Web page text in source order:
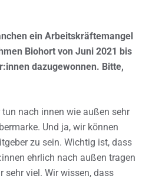
ein Arbeitskräftemangel
Biohort von Juni 2021 bis
dazugewonnen. Bitte,
tun nach innen wie außen sehr
Und ja, wir können
zu sein. Wichtig ist, dass
ehrlich nach außen tragen
sehr viel. Wir wissen, dass